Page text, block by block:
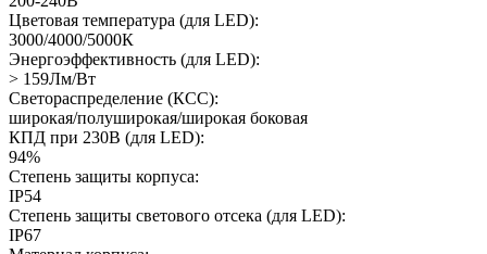
Цветовая температура (для LED):
3000/4000/5000К
Энергоэффективность (для LED):
> 159Лм/Вт
Светораспределение (КСС):
широкая/полуширокая/широкая боковая
КПД при 230В (для LED):
94%
Степень защиты корпуса:
IP54
Степень защиты светового отсека (для LED):
IP67